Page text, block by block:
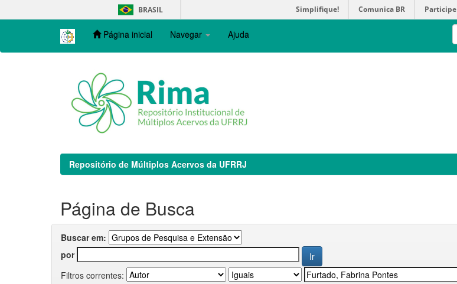
navigation
BRASIL Simplifique! Comunica BR Participe
Página inicial Navegar Ajuda
Repositório de Múltiplos Acervos da UFRRJ
Página de Busca
Buscar em:
por
Filtros correntes: